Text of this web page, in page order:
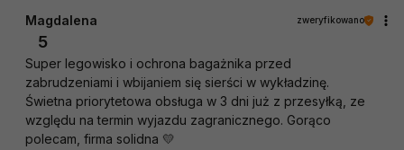
Magdalena zweryfikowano
5
Super legowisko i ochrona bagażnika przed
zabrudzeniami i wbijaniem się sierści w wykładzinę.
Świetna priorytetowa obsługa w 3 dni już z przesyłką, ze
względu na termin wyjazdu zagranicznego. Gorąco
polecam, firma solidna 💛